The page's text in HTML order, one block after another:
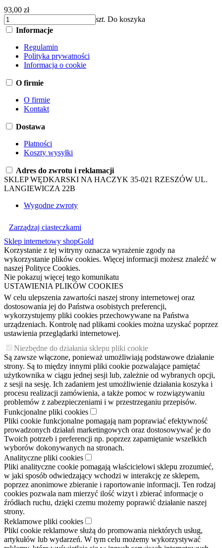
93,00 zł
szt. Do koszyka
Informacje
Regulamin
Polityka prywatności
Informacja o cookie
O firmie
O firmie
Kontakt
Dostawa
Płatności
Koszty wysyłki
Adres do zwrotu i reklamacji
SKLEP WĘDKARSKI NA HACZYK 35-021 RZESZÓW UL.
LANGIEWICZA 22B
Wygodne zwroty
Zarządzaj ciasteczkami
Sklep internetowy shopGold
Korzystanie z tej witryny oznacza wyrażenie zgody na
wykorzystanie plików cookies. Więcej informacji możesz znaleźć w
naszej Polityce Cookies.
Nie pokazuj więcej tego komunikatu
USTAWIENIA PLIKÓW COOKIES
W celu ulepszenia zawartości naszej strony internetowej oraz
dostosowania jej do Państwa osobistych preferencji,
wykorzystujemy pliki cookies przechowywane na Państwa
urządzeniach. Kontrolę nad plikami cookies można uzyskać poprzez
ustawienia przeglądarki internetowej.
Niezbędne do działania sklepu pliki cookie
Są zawsze włączone, ponieważ umożliwiają podstawowe działanie
strony. Są to między innymi pliki cookie pozwalające pamiętać
użytkownika w ciągu jednej sesji lub, zależnie od wybranych opcji,
z sesji na sesję. Ich zadaniem jest umożliwienie działania koszyka i
procesu realizacji zamówienia, a także pomoc w rozwiązywaniu
problemów z zabezpieczeniami i w przestrzeganiu przepisów.
Funkcjonalne pliki cookies
Pliki cookie funkcjonalne pomagają nam poprawiać efektywność
prowadzonych działań marketingowych oraz dostosowywać je do
Twoich potrzeb i preferencji np. poprzez zapamiętanie wszelkich
wyborów dokonywanych na stronach.
Analityczne pliki cookies
Pliki analityczne cookie pomagają właścicielowi sklepu zrozumieć,
w jaki sposób odwiedzający wchodzi w interakcję ze sklepem,
poprzez anonimowe zbieranie i raportowanie informacji. Ten rodzaj
cookies pozwala nam mierzyć ilość wizyt i zbierać informacje o
źródłach ruchu, dzięki czemu możemy poprawić działanie naszej
strony.
Reklamowe pliki cookies
Pliki cookie reklamowe służą do promowania niektórych usług,
artykułów lub wydarzeń. W tym celu możemy wykorzystywać